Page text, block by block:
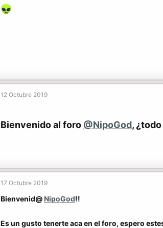
12 Octubre 2019
Bienvenido al foro @NipoGod,
17 Octubre 2019
Bienvenid@ NipoGod!!
Es un gusto tenerte aca en el foro, espero